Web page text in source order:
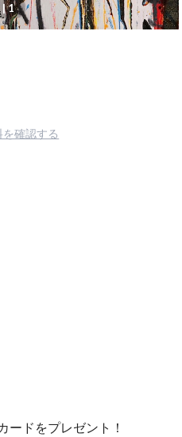
| 1
を確認する
ドをプレゼント！